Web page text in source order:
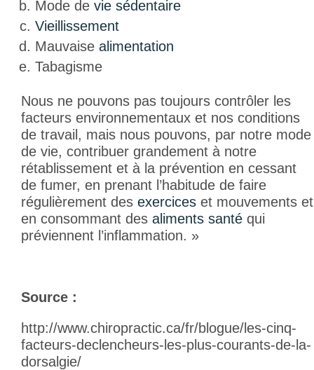
Mode de vie sédentaire
Vieillissement
Mauvaise alimentation
Tabagisme
Nous ne pouvons pas toujours contrôler les
facteurs environnementaux et nos conditions
de travail, mais nous pouvons, par notre mode
de vie, contribuer grandement à notre
rétablissement et à la prévention en cessant
de fumer, en prenant l’habitude de faire
régulièrement des exercices et mouvements et
en consommant des aliments santé qui
préviennent l’inflammation. »
Source :
http://www.chiropractic.ca/fr/blogue/les-cinq-
facteurs-declencheurs-les-plus-courants-de-la-
dorsalgie/